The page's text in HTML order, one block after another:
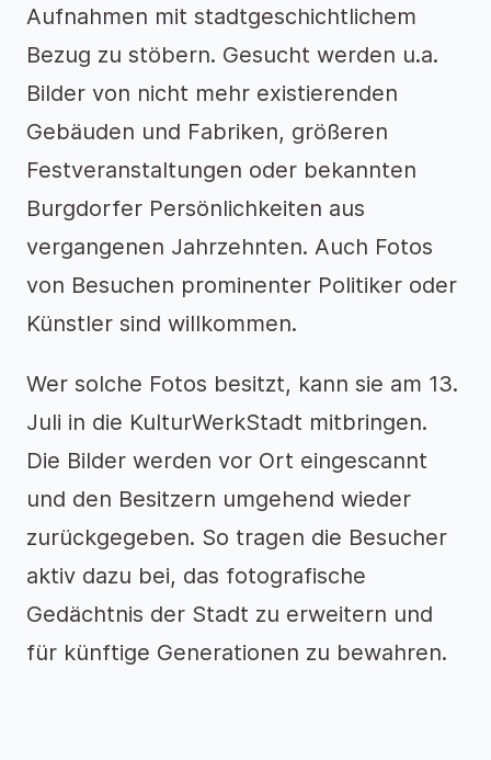
Aufnahmen mit stadtgeschichtlichem
Bezug zu stöbern. Gesucht werden u.a.
Bilder von nicht mehr existierenden
Gebäuden und Fabriken, größeren
Festveranstaltungen oder bekannten
Burgdorfer Persönlichkeiten aus
vergangenen Jahrzehnten. Auch Fotos
von Besuchen prominenter Politiker oder
Künstler sind willkommen.
Wer solche Fotos besitzt, kann sie am 13.
Juli in die KulturWerkStadt mitbringen.
Die Bilder werden vor Ort eingescannt
und den Besitzern umgehend wieder
zurückgegeben. So tragen die Besucher
aktiv dazu bei, das fotografische
Gedächtnis der Stadt zu erweitern und
für künftige Generationen zu bewahren.